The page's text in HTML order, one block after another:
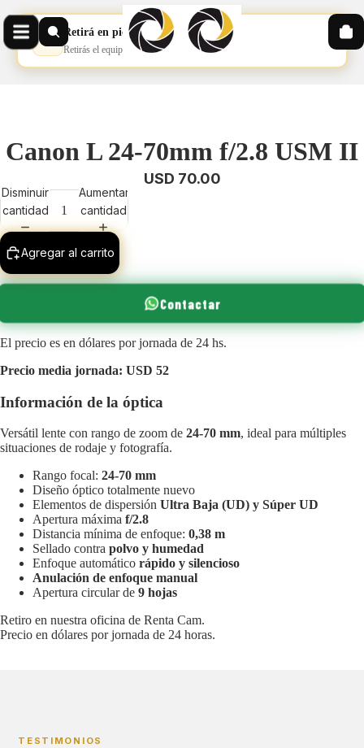
📦 Retirá en pickup
Retirás el equipo en nuestro pickup
Canon L 24-70mm f/2.8 USM II
USD 70.00
Disminuir
cantidad
Aumentar
cantidad
Agregar al carrito
Contactar
El precio es en dólares por jornada de 24 hs.
Precio media jornada: USD 52
Información de la óptica
Versátil lente con rango de zoom de 24-70 mm, ideal para múltiples
situaciones de rodaje y fotografía.
Rango focal: 24-70 mm
Diseño óptico totalmente nuevo
Elementos de dispersión Ultra Baja (UD) y Súper UD
Apertura máxima f/2.8
Distancia mínima de enfoque: 0,38 m
Sellado contra polvo y humedad
Enfoque automático rápido y silencioso
Anulación de enfoque manual
Apertura circular de 9 hojas
Retiro en nuestra oficina de Renta Cam.
Precio en dólares por jornada de 24 horas.
TESTIMONIOS